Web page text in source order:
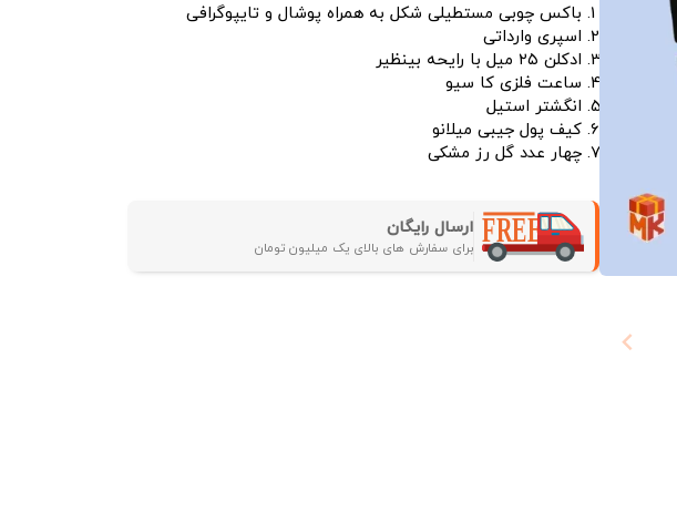
باکس چوبی مستطیلی شکل به همراه پوشال و تایپوگرافی
اسپری وارداتی
ادکلن ۲۵ میل با رایحه بینظیر
ساعت فلزی کا سیو
انگشتر استیل
کیف پول جیبی میلانو
چهار عدد گل رز مشکی
ارسال رایگان
برای سفارش های بالای یک میلیون تومان